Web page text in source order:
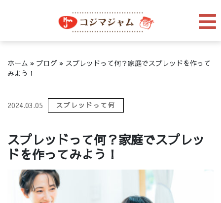
ホーム » ブログ » スプレッドって何？家庭でスプレッドを作って
みよう！
2024.03.05 スプレッドって何
スプレッドって何？家庭でスプレッ
ドを作ってみよう！